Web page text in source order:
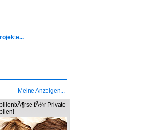
Meine Anzeigen...
fÃ¼r Private